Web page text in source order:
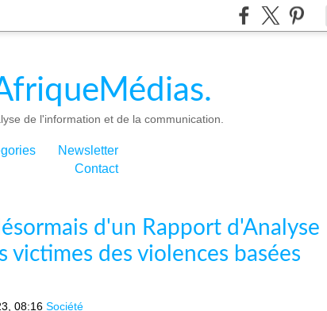
de l'information et de la communication.
Newsletter
Contact
d'un Rapport d'Analyse
victimes des violences basées
08:16 Société